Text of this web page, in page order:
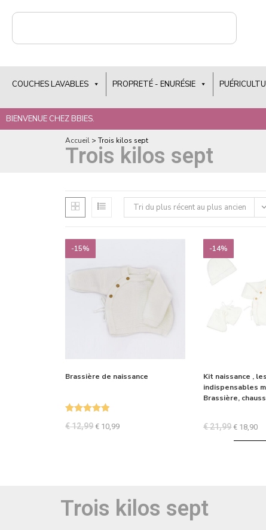
COUCHES LAVABLES PROPRETÉ - ENURÉSIE
BIENVENUE CHEZ BBIES.
Accueil >Trois kilos sept
Trois kilos sept
Tri du plus récent au plus ancien
-15%
Brassière de naissance
€12,99 € 10,99
-14%
Kit naissance , les
indispensables
Brassière,
€21,99 € 18,90
Trois kilos sept